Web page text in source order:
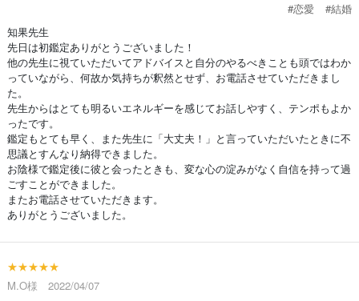
#恋愛
#結婚
知果先生
先日は初鑑定ありがとうございました！
他の先生に視ていただいてアドバイスと自分のやるべきことも頭ではわか
っていながら、何故か気持ちが釈然とせず、お電話させていただきまし
た。
先生からはとても明るいエネルギーを感じてお話しやすく、テンポもよか
ったです。
鑑定もとても早く、また先生に「大丈夫！」と言っていただいたときに不
思議とすんなり納得できました。
お陰様で鑑定後に彼と会ったときも、変な心の淀みがなく自信を持って過
ごすことができました。
またお電話させていただきます。
ありがとうございました。
★★★★★
M.O様 2022/04/07